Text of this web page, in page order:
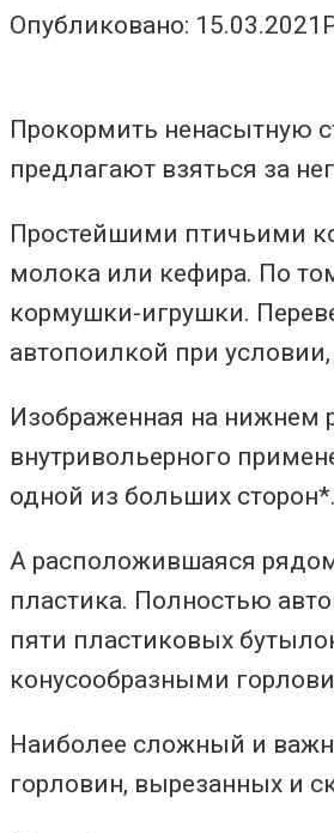
Опубликовано: 15.03.2021
Прокормить ненасытную
предлагают взяться за
Простейшими птичьими
молока или кефира. По
кормушки-игрушки.
автопоилкой при
Изображенная на нижнем
внутривольерного
одной из больших сторон*.
А расположившаяся
пластика. Полностью
пяти пластиковых
конусообразными
Наиболее сложный и
горловин, вырезанных и